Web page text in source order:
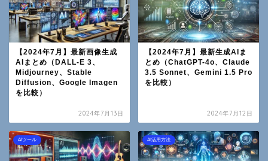
【2024年7月】最新画像生成
AIまとめ（DALL-E 3、
Midjourney、Stable
Diffusion、Google Imagen
を比較）
2024年7月13日
【2024年7月】最新生成AIま
とめ（ChatGPT-4o、Claude
3.5 Sonnet、Gemini 1.5 Pro
を比較）
2024年7月12日
AIツール AI活用方法